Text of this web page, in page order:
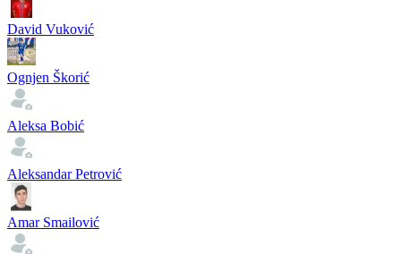
David Vuković
Ognjen Škorić
Aleksa Bobić
Aleksandar Petrović
Amar Smailović